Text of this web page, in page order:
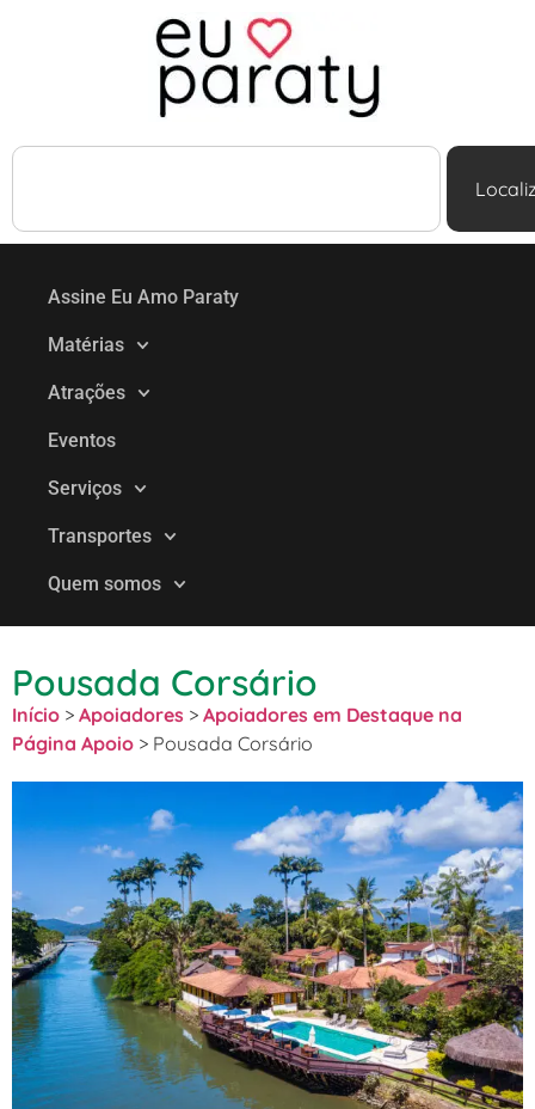
Assine Eu Amo Paraty
Matérias
Atrações
Eventos
Serviços
Transportes
Quem somos
Pousada Corsário
Início > Apoiadores > Apoiadores em Destaque na
Página Apoio > Pousada Corsário